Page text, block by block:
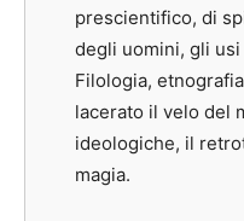
prescientifico, di
degli uomini, gli
Filologia,
lacerato il velo del
ideologiche, il
magia.